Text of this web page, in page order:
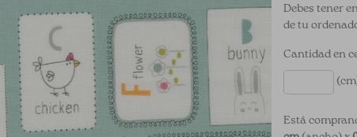
Debes tener
de tu
Cantidad en
Está